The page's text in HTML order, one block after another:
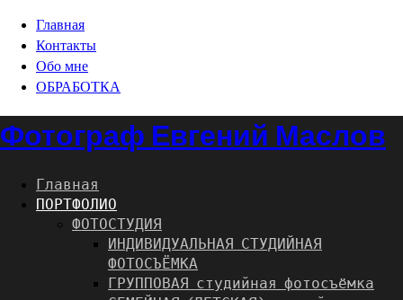
Главная
Контакты
Обо мне
ОБРАБОТКА
Фотограф Евгений Маслов
Главная
ПОРТФОЛИО
ФОТОСТУДИЯ
ИНДИВИДУАЛЬНАЯ СТУДИЙНАЯ
ФОТОСЪЁМКА
ГРУППОВАЯ студийная фотосъёмка